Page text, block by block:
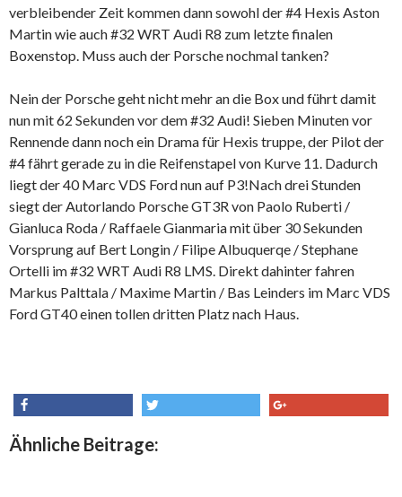
verbleibender Zeit kommen dann sowohl der #4 Hexis Aston
Martin wie auch #32 WRT Audi R8 zum letzte finalen
Boxenstop. Muss auch der Porsche nochmal tanken?
Nein der Porsche geht nicht mehr an die Box und führt damit
nun mit 62 Sekunden vor dem #32 Audi! Sieben Minuten vor
Rennende dann noch ein Drama für Hexis truppe, der Pilot der
#4 fährt gerade zu in die Reifenstapel von Kurve 11. Dadurch
liegt der 40 Marc VDS Ford nun auf P3!Nach drei Stunden
siegt der Autorlando Porsche GT3R von Paolo Ruberti /
Gianluca Roda / Raffaele Gianmaria mit über 30 Sekunden
Vorsprung auf Bert Longin / Filipe Albuquerqe / Stephane
Ortelli im #32 WRT Audi R8 LMS. Direkt dahinter fahren
Markus Palttala / Maxime Martin / Bas Leinders im Marc VDS
Ford GT40 einen tollen dritten Platz nach Haus.
share
Ähnliche Beitrage: